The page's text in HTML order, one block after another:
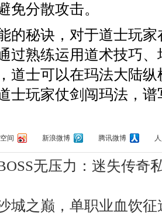
免分散攻击。
的秘诀，对于道士玩
过熟练运用道术技巧
道士可以在玛法大陆
士玩家仗剑闯玛法，
间 新浪微博 腾讯微博
无压力：迷失传奇
城之巅，单职业血饮